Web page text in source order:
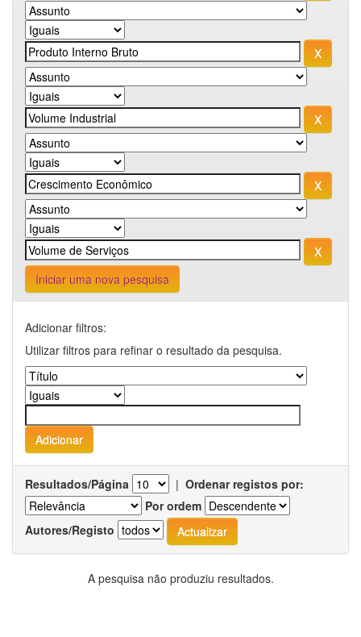
Iniciar uma nova pesquisa
Adicionar filtros:
Utilizar filtros para refinar o resultado da pesquisa.
Resultados/Página | Ordenar registos por:
Por ordem
Autores/Registo
A pesquisa não produziu resultados.